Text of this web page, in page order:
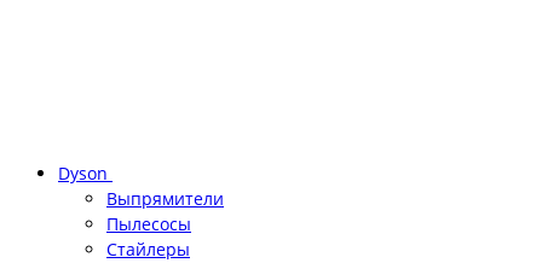
Dyson
Выпрямители
Пылесосы
Стайлеры